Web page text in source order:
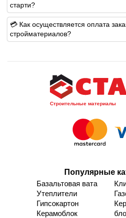
старти?
💳 Как осуществляется оплата
стройматериалов?
Строительные материалы
Популярные
Базальтовая вата
Утеплители
Гипсокартон
Керамоблок